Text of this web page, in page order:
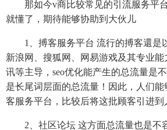
那如今v商比较常见的引流服务平台
就懂了，期待能够协助到大伙儿
1、搏客服务平台 流行的搏客還是以
新浪网、搜狐网、网易游戏及其专业
讯等主导，seo优化能产生的总流量是
是长尾词层面的总流量！因此，人们
客服务平台，比较后将这批顾客引进到
2、社区论坛 这方面总流量也是不